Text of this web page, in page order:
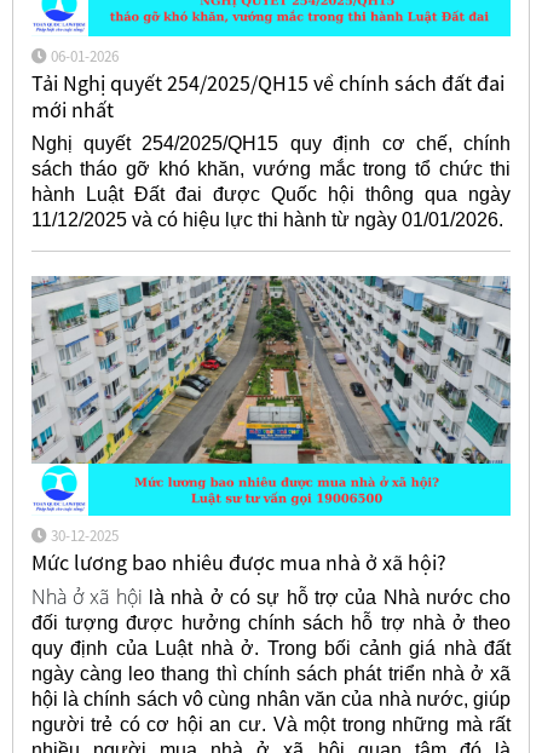
06-01-2026
Tải Nghị quyết 254/2025/QH15 về chính sách đất đai
mới nhất
Nghị quyết 254/2025/QH15 quy định cơ chế, chính
sách tháo gỡ khó khăn, vướng mắc trong tổ chức thi
hành Luật Đất đai được Quốc hội thông qua ngày
11/12/2025 và có hiệu lực thi hành từ ngày 01/01/2026.
30-12-2025
Mức lương bao nhiêu được mua nhà ở xã hội?
Nhà ở xã hội là nhà ở có sự hỗ trợ của Nhà nước cho
đối tượng được hưởng chính sách hỗ trợ nhà ở theo
quy định của Luật nhà ở. Trong bối cảnh giá nhà đất
ngày càng leo thang thì chính sách phát triển nhà ở xã
hội là chính sách vô cùng nhân văn của nhà nước, giúp
người trẻ có cơ hội an cư. Và một trong những mà rất